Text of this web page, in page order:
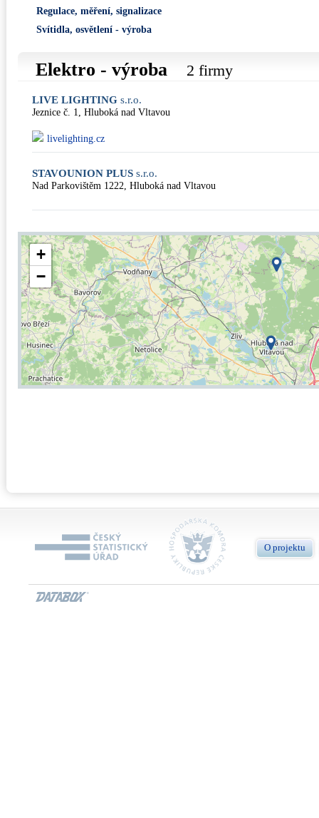
Regulace, měření, signalizace
Svítidla, osvětlení - výroba
Elektro - výroba 2 firmy
LIVE LIGHTING s.r.o.
Jeznice č. 1, Hluboká nad Vltavou
livelighting.cz
STAVOUNION PLUS s.r.o.
Nad Parkovištěm 1222, Hluboká nad Vltavou
+
−
O projektu